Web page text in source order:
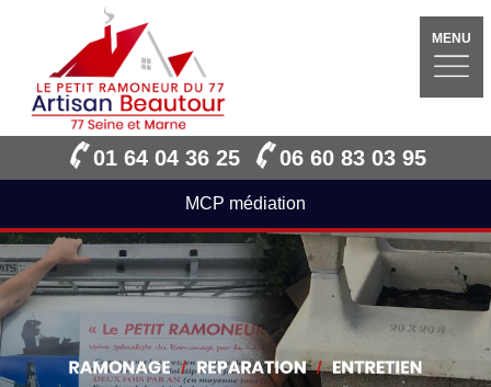
MENU
01 64 04 36 25 06 60 83 03 95
MCP médiation